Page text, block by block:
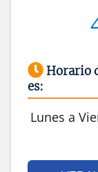
Horario
es:
Lunes a